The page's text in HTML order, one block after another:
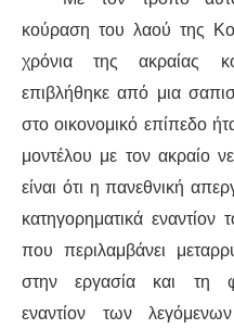
κούραση του λαού της
χρόνιατηςακραίας
επιβλήθηκε από μια
στο οικονομικό επίπεδο
μοντέλου με τον ακραίο
είναι ότι ηπανεθνική
κατηγορηματικάεναντίον
που περιλαμβάνει μεταρρ
στην εργασία και τη
εναντίον
τωνλεγόμενων